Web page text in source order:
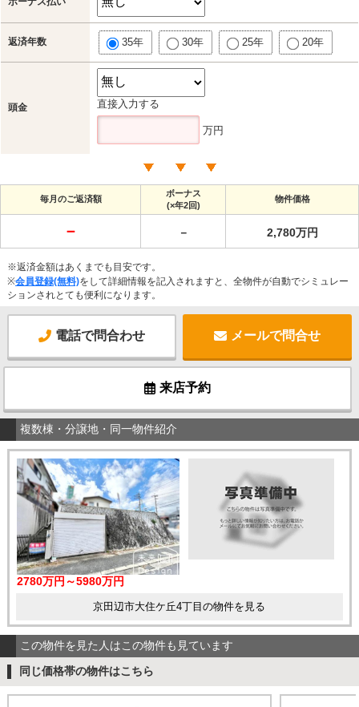
返済年数 35年 30年 25年 20年
頭金 直接入力する
万円
毎月のご返済額
ボーナス
(×年2回)
物件価格
－ － 2,780万円
※返済金額はあくまでも目安です。
※会員登録(無料)をして詳細情報を記入されますと、全物件が自動でシミュレー
ションされとても便利になります。
電話で問合わせ メールで問合せ
来店予約
複数棟・分譲地・同一物件紹介
2780万円～5980万円
京田辺市大住ケ丘4丁目の物件を見る
この物件を見た人はこの物件も見ています
同じ価格帯の物件はこちら